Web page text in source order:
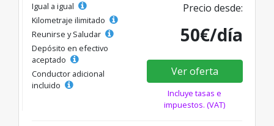
Igual a igual
Kilometraje ilimitado
Reunirse y Saludar
Depósito en efectivo
aceptado
Conductor adicional
incluido
Precio desde:
50€/día
Ver oferta
Incluye tasas e
impuestos. (VAT)